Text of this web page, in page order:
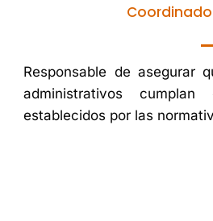
Responsable de asegurar
administrativos
establecidos por las